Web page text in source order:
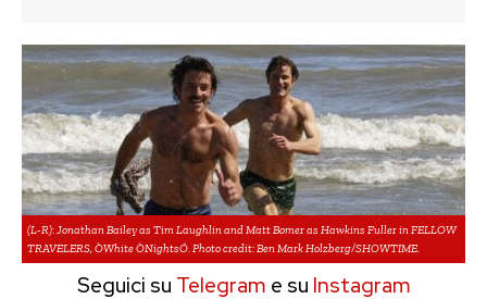
(L-R): Jonathan Bailey as Tim Laughlin and Matt Bomer as Hawkins Fuller in FELLOW
TRAVELERS, ÒWhite ÒNightsÓ. Photo credit: Ben Mark Holzberg/SHOWTIME.
Seguici su Telegram e su Instagram